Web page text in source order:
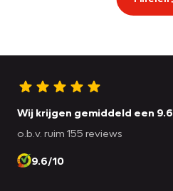
Wij krijgen gemiddeld een 9.6
o.b.v. ruim 155 reviews
9.6/10